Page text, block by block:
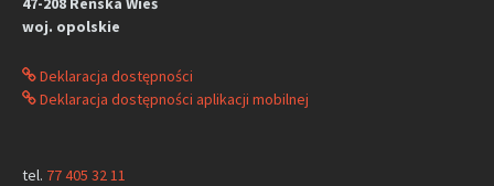
woj. opolskie
Deklaracja dostępności
Deklaracja dostępności aplikacji mobilnej
tel. 77 405 32 11